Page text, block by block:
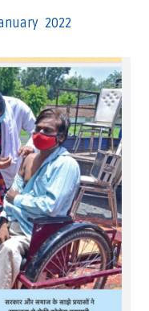
2022